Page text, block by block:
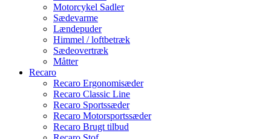
Motorcykel Sadler
Sædevarme
Lændepuder
Himmel / loftbetræk
Sædeovertræk
Måtter
Recaro
Recaro Ergonomisæder
Recaro Classic Line
Recaro Sportssæder
Recaro Motorsportssæder
Recaro Brugt tilbud